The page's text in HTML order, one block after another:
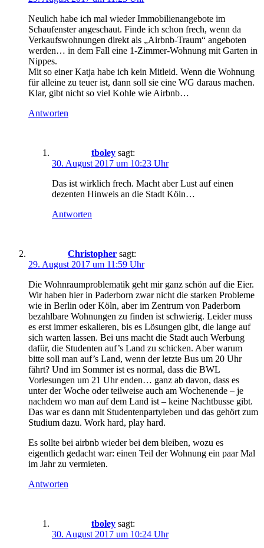
Neulich habe ich mal wieder Immobilienangebote im
Schaufenster angeschaut. Finde ich schon frech, wenn da
Verkaufswohnungen direkt als „Airbnb-Traum“ angeboten
werden… in dem Fall eine 1-Zimmer-Wohnung mit Garten in
Nippes.
Mit so einer Katja habe ich kein Mitleid. Wenn die Wohnung
für alleine zu teuer ist, dann soll sie eine WG daraus machen.
Klar, gibt nicht so viel Kohle wie Airbnb…
Antworten
tboley sagt:
30. August 2017 um 10:23 Uhr
Das ist wirklich frech. Macht aber Lust auf einen
dezenten Hinweis an die Stadt Köln…
Antworten
Christopher sagt:
29. August 2017 um 11:59 Uhr
Die Wohnraumproblematik geht mir ganz schön auf die Eier.
Wir haben hier in Paderborn zwar nicht die starken Probleme
wie in Berlin oder Köln, aber im Zentrum von Paderborn
bezahlbare Wohnungen zu finden ist schwierig. Leider muss
es erst immer eskalieren, bis es Lösungen gibt, die lange auf
sich warten lassen. Bei uns macht die Stadt auch Werbung
dafür, die Studenten auf’s Land zu schicken. Aber warum
bitte soll man auf’s Land, wenn der letzte Bus um 20 Uhr
fährt? Und im Sommer ist es normal, dass die BWL
Vorlesungen um 21 Uhr enden… ganz ab davon, dass es
unter der Woche oder teilweise auch am Wochenende – je
nachdem wo man auf dem Land ist – keine Nachtbusse gibt.
Das war es dann mit Studentenpartyleben und das gehört zum
Studium dazu. Work hard, play hard.
Es sollte bei airbnb wieder bei dem bleiben, wozu es
eigentlich gedacht war: einen Teil der Wohnung ein paar Mal
im Jahr zu vermieten.
Antworten
tboley sagt:
30. August 2017 um 10:24 Uhr